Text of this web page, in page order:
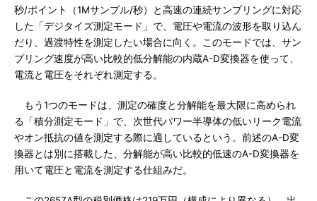
秒/ポイント（1Mサンプル/秒）と高速の連続サンプリングに対応
した「デジタイズ測定モード」で、電圧や電流の波形を取り込ん
だり、過渡特性を測定したい場合に向く。このモードでは、サン
プリング速度が高い比較的低分解能の内蔵A-D変換器を使って、
電流と電圧をそれぞれ測定する。
もう1つのモードは、測定の確度と分解能を最大限に高められ
る「積分測定モード」で、次世代パワー半導体の低いリーク電流
やオン抵抗の値を測定する際に適しているという。前述のA-D変
換器とは別に搭載した、分解能が高い比較的低速のA-D変換器を
用いて電圧と電流を測定する仕組みだ。